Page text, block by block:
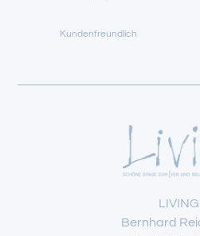
Kundenfreundlich
LIVING
Bernhard